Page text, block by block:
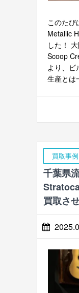
このたび
Metallic
した！
Scoop
より、
生産とは
買取事例
千葉県
買取さ